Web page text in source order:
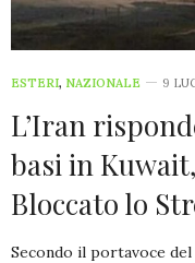
ESTERI, NAZIONALE 9
L’Iran
basi in
Bloccato lo
Secondo il portavoce